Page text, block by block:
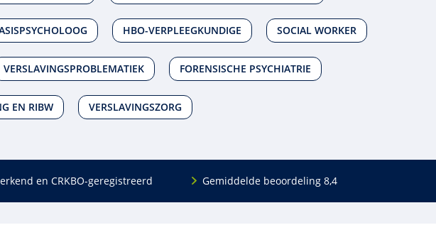
HBO-VERPLEEGKUNDIGE SOCIAL WORKER
VERSLAVINGSPROBLEMATIEK FORENSISCHE PSYCHIATRIE
EN RIBW VERSLAVINGSZORG
en CRKBO-geregistreerd Gemiddelde beoordeling 8,4